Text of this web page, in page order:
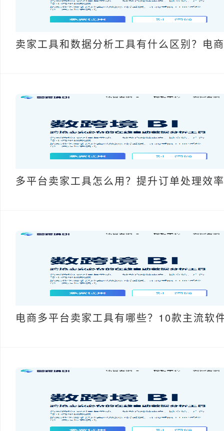
卖家工具和数据分析工具有什么区别？电
多平台卖家工具怎么用？提升订单处理效
电商多平台卖家工具有哪些？10款主流软